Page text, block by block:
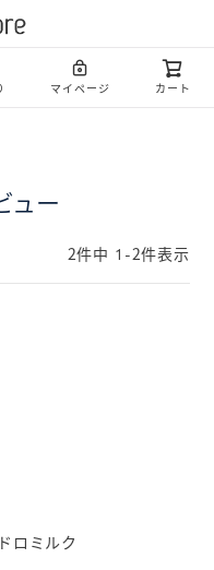
マイページ カート
ュー
2件中 1 -2件表示
ロミルク